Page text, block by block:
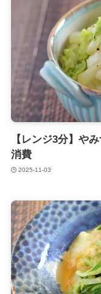
【レンジ3分】や
消費
2025-11-03